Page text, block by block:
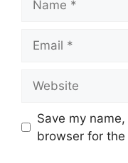
Save my
browser for